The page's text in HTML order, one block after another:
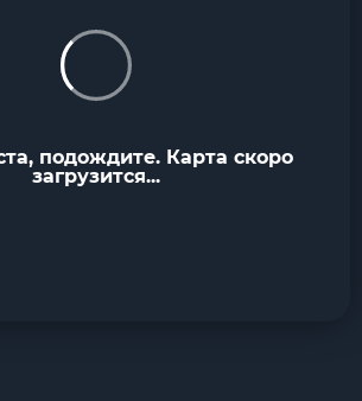
подождите. Карта скоро
загрузится...